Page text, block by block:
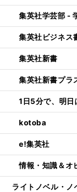
集英社学芸部 -
集英社ビジネス
集英社新書
集英社新書プラ
1日5分で、明
kotoba
e!集英社
情報・知識＆
ライトノベル・ノ